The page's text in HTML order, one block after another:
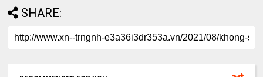
SHARE: